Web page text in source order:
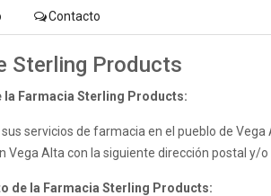
Contacto
Sterling Products
la Farmacia Sterling Products:
servicios de farmacia en el pueblo de
Vega Alta con la siguiente dirección postal y/o
de la Farmacia Sterling Products: